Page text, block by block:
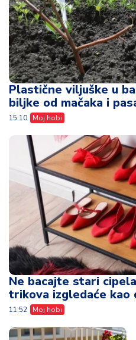
Plastične viljuške u
biljke od mačaka i
15:10 Moj hobi
Ne bacajte stari
trikova izgledaće kao
11:52 Moj hobi